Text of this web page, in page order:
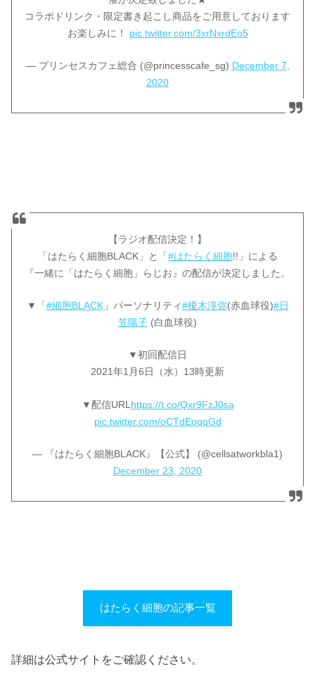
コラボドリンク・限定書き起こし商品をご用意しております
お楽しみに！ pic.twitter.com/3xrNxrdEo5
— プリンセスカフェ総合 (@princesscafe_sg) December 7,
2020
【ラジオ配信決定！】
「はたらく細胞BLACK」と「#はたらく細胞!!」による
『一緒に「はたらく細胞」らじお』の配信が決定しました。
▼「 #細胞BLACK」パーソナリティ#榎木淳弥(赤血球役)#日
笠陽子 (白血球役)
▼初回配信日
2021年1月6日（水）13時更新
▼配信URL https://t.co/Qxr9FzJ0sa
pic.twitter.com/oCTdEoqqGd
— 『はたらく細胞BLACK』【公式】 (@cellsatworkbla1)
December 23, 2020
はたらく細胞の記事一覧
詳細は公式サイトをご確認ください。